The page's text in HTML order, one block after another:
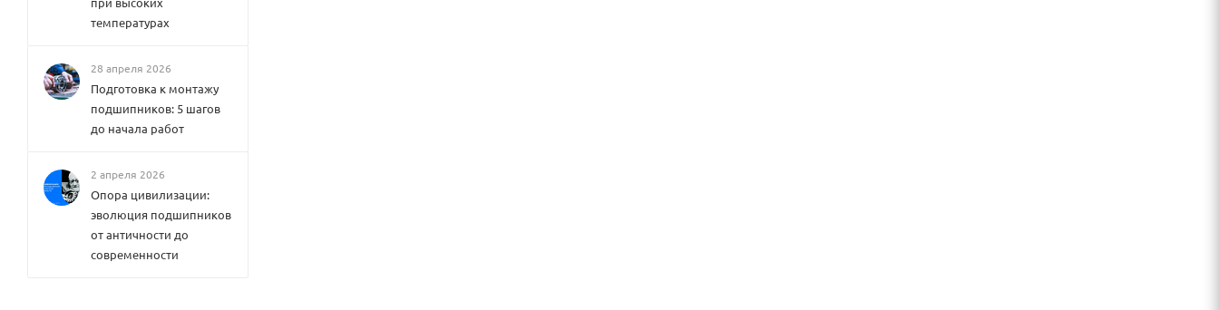
температурах
28 апреля 2026
Подготовка к монтажу
подшипников: 5 шагов
до начала работ
2 апреля 2026
Опора цивилизации:
эволюция подшипников
от античности до
современности